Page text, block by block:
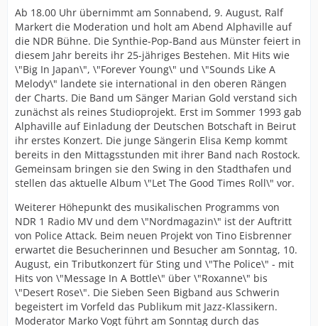
Ab 18.00 Uhr übernimmt am Sonnabend, 9. August, Ralf
Markert die Moderation und holt am Abend Alphaville auf
die NDR Bühne. Die Synthie-Pop-Band aus Münster feiert in
diesem Jahr bereits ihr 25-jähriges Bestehen. Mit Hits wie
\"Big In Japan\", \"Forever Young\" und \"Sounds Like A
Melody\" landete sie international in den oberen Rängen
der Charts. Die Band um Sänger Marian Gold verstand sich
zunächst als reines Studioprojekt. Erst im Sommer 1993 gab
Alphaville auf Einladung der Deutschen Botschaft in Beirut
ihr erstes Konzert. Die junge Sängerin Elisa Kemp kommt
bereits in den Mittagsstunden mit ihrer Band nach Rostock.
Gemeinsam bringen sie den Swing in den Stadthafen und
stellen das aktuelle Album \"Let The Good Times Roll\" vor.
Weiterer Höhepunkt des musikalischen Programms von
NDR 1 Radio MV und dem \"Nordmagazin\" ist der Auftritt
von Police Attack. Beim neuen Projekt von Tino Eisbrenner
erwartet die Besucherinnen und Besucher am Sonntag, 10.
August, ein Tributkonzert für Sting und \"The Police\" - mit
Hits von \"Message In A Bottle\" über \"Roxanne\" bis
\"Desert Rose\". Die Sieben Seen Bigband aus Schwerin
begeistert im Vorfeld das Publikum mit Jazz-Klassikern.
Moderator Marko Vogt führt am Sonntag durch das